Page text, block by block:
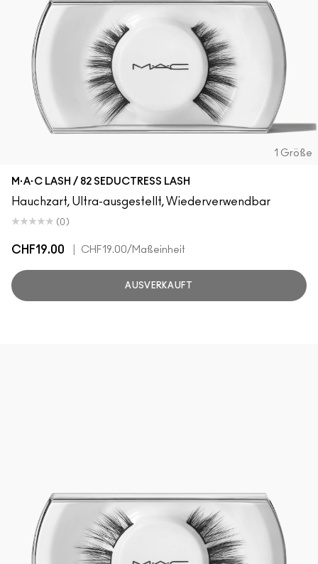
1 Größe
M·A·C LASH / 82 SEDUCTRESS LASH
Hauchzart, Ultra-ausgestellt, Wiederverwendbar
(0)
CHF19.00 CHF19.00/Maßeinheit
AUSVERKAUFT